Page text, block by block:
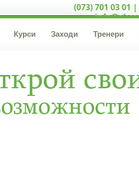
(073) 701 03 01
Курси Заходи Тренери